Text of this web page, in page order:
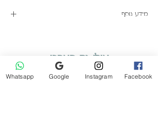
מידע נוסף
אולי גם תאהבו
Whatsapp Google Instagram Facebook